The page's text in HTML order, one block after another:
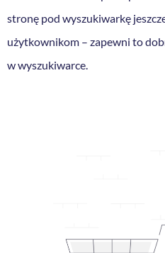
stronę pod wyszukiwarkę
użytkownikom – zapewni to
w wyszukiwarce.